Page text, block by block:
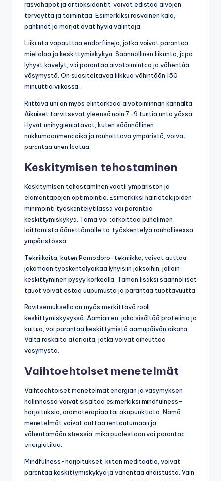
rasvahapot ja antioksidantit, voivat edistää aivojen
terveyttä ja toimintaa. Esimerkiksi rasvainen kala,
pähkinät ja marjat ovat hyviä valintoja.
Liikunta vapauttaa endorfiineja, jotka voivat parantaa
mielialaa ja keskittymiskykyä. Säännöllinen liikunta, jopa
lyhyet kävelyt, voi parantaa aivotoimintaa ja vähentää
väsymystä. On suositeltavaa liikkua vähintään 150
minuuttia viikossa.
Riittävä uni on myös elintärkeää aivotoiminnan kannalta.
Aikuiset tarvitsevat yleensä noin 7-9 tuntia unta yössä.
Hyvät unihygieniatavat, kuten säännöllinen
nukkumaanmenoaika ja rauhoittava ympäristö, voivat
parantaa unen laatua.
Keskitymisen tehostaminen
Keskitymisen tehostaminen vaatii ympäristön ja
elämäntapojen optimointia. Esimerkiksi häiriötekijöiden
minimointi työskentelytilassa voi parantaa
keskittymiskykyä. Tämä voi tarkoittaa puhelimen
laittamista äänettömälle tai työskentelyä rauhallisessa
ympäristössä.
Tekniikoita, kuten Pomodoro-tekniikka, voivat auttaa
jakamaan työskentelyaikaa lyhyisiin jaksoihin, jolloin
keskittyminen pysyy korkealla. Tämän lisäksi säännölliset
tauot voivat estää uupumusta ja parantaa tuottavuutta.
Ravitsemuksella on myös merkittävä rooli
keskittymiskyvyssä. Aamiainen, joka sisältää proteiinia ja
kuitua, voi parantaa keskittymistä aamupäivän aikana.
Vältä raskaita aterioita, jotka voivat aiheuttaa
väsymystä.
Vaihtoehtoiset menetelmät
Vaihtoehtoiset menetelmät energian ja väsymyksen
hallinnassa voivat sisältää esimerkiksi mindfulness-
harjoituksia, aromaterapiaa tai akupunktiota. Nämä
menetelmät voivat auttaa rentoutumaan ja
vähentämään stressiä, mikä puolestaan voi parantaa
energiatilaa.
Mindfulness-harjoitukset, kuten meditaatio, voivat
parantaa keskittymiskykyä ja vähentää ahdistusta. Vain